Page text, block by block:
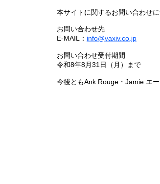
本サイトに関するお問い合わせ
お問い合わせ先
E-MAIL： info@vaxiv.co.jp
お問い合わせ受付期間
令和8年8月31日（月）まで
今後ともAnk Rouge・Jamie エ